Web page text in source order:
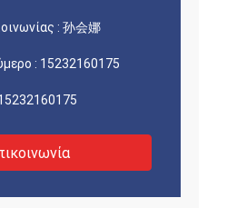
: 孙会娜
: 15232160175